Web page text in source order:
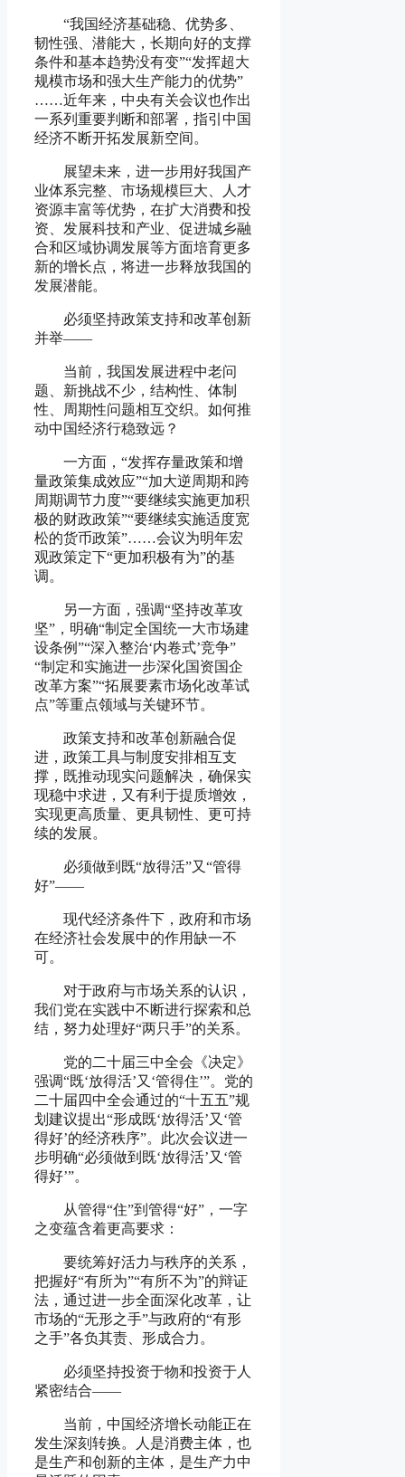
“我国经济基础稳、优势多、
韧性强、潜能大，长期向好的支撑
条件和基本趋势没有变”“发挥超大
规模市场和强大生产能力的优势”
……近年来，中央有关会议也作出
一系列重要判断和部署，指引中国
经济不断开拓发展新空间。
展望未来，进一步用好我国产
业体系完整、市场规模巨大、人才
资源丰富等优势，在扩大消费和投
资、发展科技和产业、促进城乡融
合和区域协调发展等方面培育更多
新的增长点，将进一步释放我国的
发展潜能。
必须坚持政策支持和改革创新
并举——
当前，我国发展进程中老问
题、新挑战不少，结构性、体制
性、周期性问题相互交织。如何推
动中国经济行稳致远？
一方面，“发挥存量政策和增
量政策集成效应”“加大逆周期和跨
周期调节力度”“要继续实施更加积
极的财政政策”“要继续实施适度宽
松的货币政策”……会议为明年宏
观政策定下“更加积极有为”的基
调。
另一方面，强调“坚持改革攻
坚”，明确“制定全国统一大市场建
设条例”“深入整治‘内卷式’竞争”
“制定和实施进一步深化国资国企
改革方案”“拓展要素市场化改革试
点”等重点领域与关键环节。
政策支持和改革创新融合促
进，政策工具与制度安排相互支
撑，既推动现实问题解决，确保实
现稳中求进，又有利于提质增效，
实现更高质量、更具韧性、更可持
续的发展。
必须做到既“放得活”又“管得
好”——
现代经济条件下，政府和市场
在经济社会发展中的作用缺一不
可。
对于政府与市场关系的认识，
我们党在实践中不断进行探索和总
结，努力处理好“两只手”的关系。
党的二十届三中全会《决定》
强调“既‘放得活’又‘管得住’”。党的
二十届四中全会通过的“十五五”规
划建议提出“形成既‘放得活’又‘管
得好’的经济秩序”。此次会议进一
步明确“必须做到既‘放得活’又‘管
得好’”。
从管得“住”到管得“好”，一字
之变蕴含着更高要求：
要统筹好活力与秩序的关系，
把握好“有所为”“有所不为”的辩证
法，通过进一步全面深化改革，让
市场的“无形之手”与政府的“有形
之手”各负其责、形成合力。
必须坚持投资于物和投资于人
紧密结合——
当前，中国经济增长动能正在
发生深刻转换。人是消费主体，也
是生产和创新的主体，是生产力中